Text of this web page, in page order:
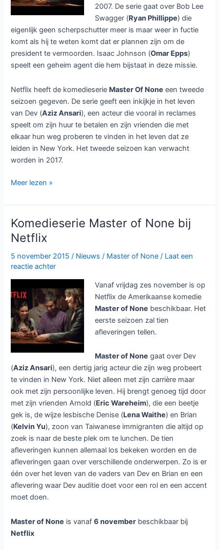
2007. De serie gaat over Bob Lee
Swagger (Ryan Phillippe) die
eigenlijk geen scherpschutter meer is maar weer in fuctie
komt als hij te weten komt dat er plannen zijn om de
president te vermoorden. Isaac Johnson (Omar Epps)
speelt een geheim agent die hem bijstaat in deze missie.
Netflix heeft de komedieserie Master Of None een tweede
seizoen gegeven. De serie geeft een inkijkje in het leven
van Dev (Aziz Ansari), een acteur die vooral in reclames
speelt om zijn huur te betalen en zijn vrienden die met
elkaar hun weg proberen te vinden in het leven dat ze
leiden in New York. Het tweede seizoen kan verwacht
worden in 2017.
USA
Shooter
uitzenden,
Netflix
geeft
Master
of
tweede
seizoen
Meer lezen »
Komedieserie Master of None bij
Netflix
5 november 2015/ Nieuws / Master of None / Laat een
reactie achter
Vanaf vrijdag zes november is op
Netflix de Amerikaanse komedie
Master of None beschikbaar. Het
eerste seizoen zal tien
afleveringen tellen.
Master of None gaat over Dev
(Aziz Ansari), een dertig jarig acteur die zijn weg probeert
te vinden in New York. Niet alleen met zijn carrière maar
ook met zijn persoonlijke leven. Hij brengt genoeg tijd door
met zijn vrienden Arnold (Eric Wareheim), die een beetje
gek is, de wijze lesbische Denise (Lena Waithe) en Brian
(Kelvin Yu), zoon van Taiwanese immigranten die altijd op
zoek is naar de beste plek om te lunchen. De tien
afleveringen kunnen allemaal los bekeken worden en de
afleveringen gaan over verschillende onderwerpen. Zo is er
één over het leven van de vaders van Dev en Brian en een
aflevering waar Dev auditie doet voor een rol en een accent
moet doen.
Master of None is vanaf6 november beschikbaar bij
Netflix